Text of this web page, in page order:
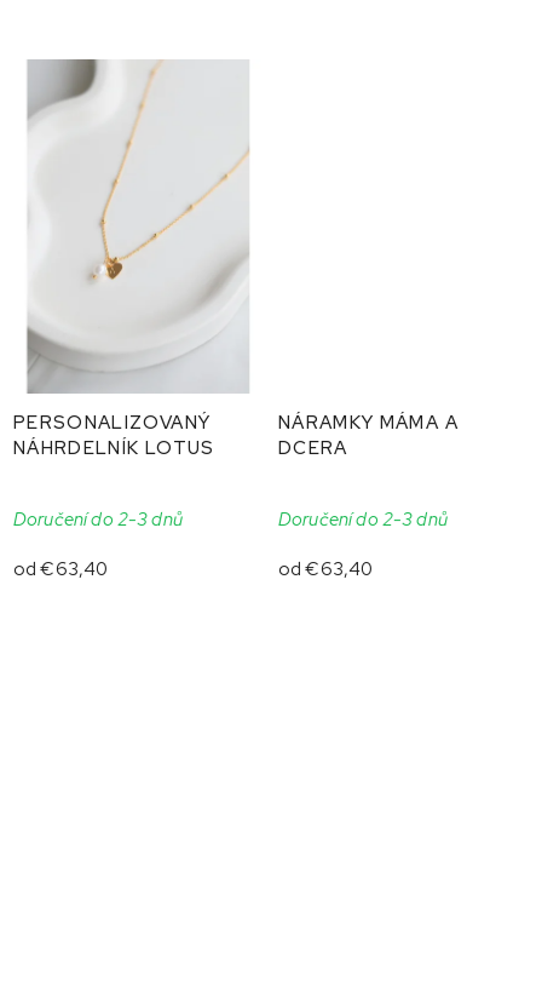
PERSONALIZOVANÝ
NÁHRDELNÍK LOTUS
Doručení do 2-3 dnů
od €63,40
NÁRAMKY MÁMA A
DCERA
Doručení do 2-3 dnů
od €63,40